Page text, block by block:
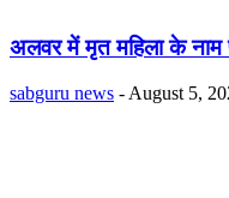
अलवर में मृत महिला के
sabguru news - August 5,